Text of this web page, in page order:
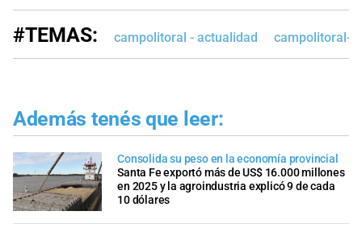
#TEMAS: campolitoral - actualidad campolitoral-
Además tenés que leer:
Consolida su peso en la economía provincial
Santa Fe exportó más de US$ 16.000 millones
en 2025 y la agroindustria explicó 9 de cada
10 dólares